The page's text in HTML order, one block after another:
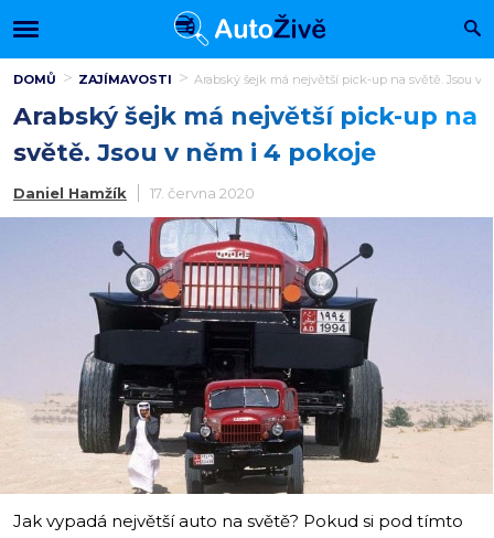
DOMŮ ZAJÍMAVOSTI Arabský šejk má největší pick-up na světě. Jsou v
Arabský šejk má největší pick-up na
světě. Jsou v něm i 4 pokoje
Daniel Hamžík 17. června 2020
Jak vypadá největší auto na světě? Pokud si pod tímto